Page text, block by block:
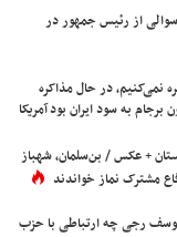
از رئیس جمهور در
نمی‌کنیم، در حال مذاکره
به سود ایران بود آمریکا
+ عکس / بن‌سلمان، شهباز
مشترک نماز خواندند
یوسف رجی چه ارتباطی با حزب